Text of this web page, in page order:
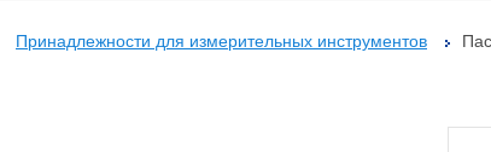
Принадлежности для измерительных инструментов